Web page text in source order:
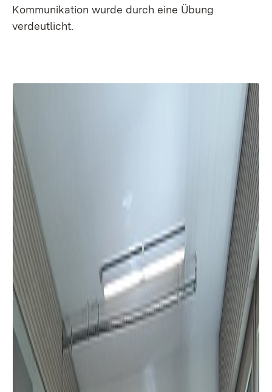
Kommunikation wurde durch eine Übung
verdeutlicht.